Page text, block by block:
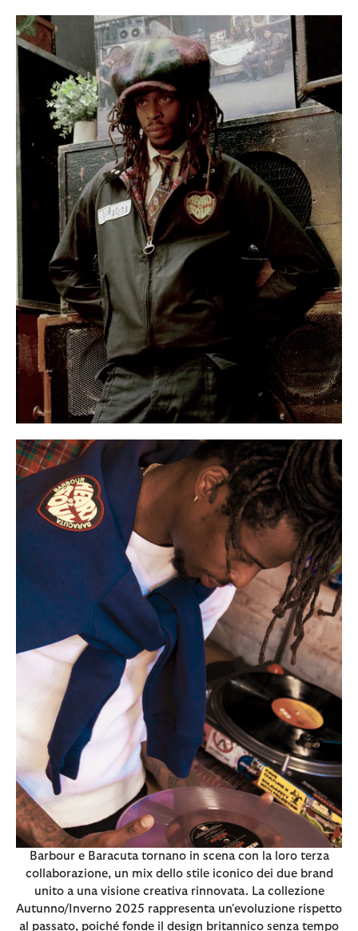
Barbour e Baracuta tornano in scena con la loro terza
collaborazione, un mix dello stile iconico dei due brand
unito a una visione creativa rinnovata. La collezione
Autunno/Inverno 2025 rappresenta un'evoluzione rispetto
al passato, poiché fonde il design britannico senza tempo